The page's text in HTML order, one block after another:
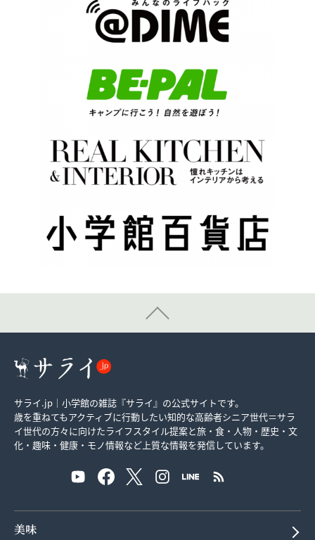
サライ.jp｜小学館の雑誌『サライ』の公式サイトです。
歳を重ねてもアクティブに行動したい知的な高齢者シニア世代＝サラ
イ世代の方々に向けたライフスタイル提案と旅・食・人物・歴史・文
化・趣味・健康・モノ情報など上質な情報を発信しています。
美味